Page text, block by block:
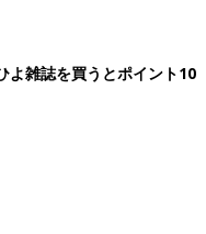
よ雑誌を買うとポイント10